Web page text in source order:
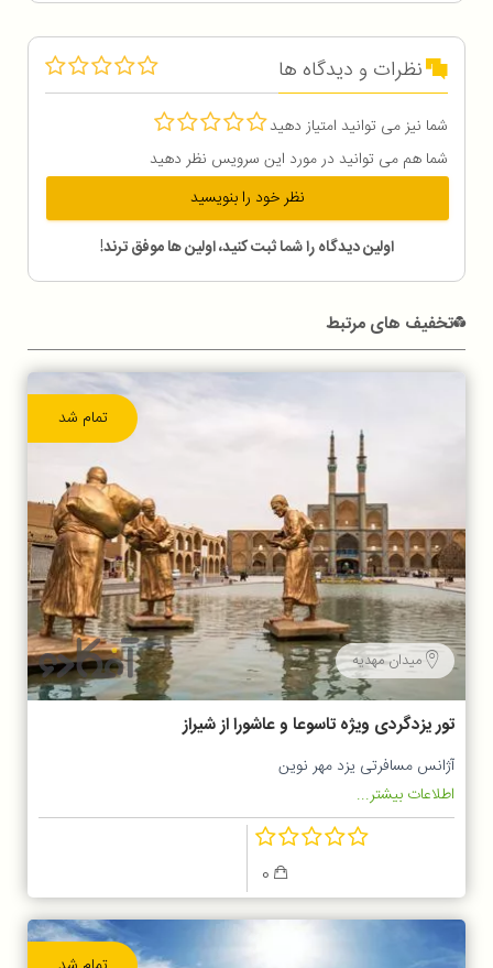
نظرات و دیدگاه ها
شما نیز می توانید امتیاز دهید
شما هم می توانید در مورد این سرویس نظر دهید
نظر خود را بنویسید
اولین دیدگاه را شما ثبت کنید، اولین ها موفق ترند!
تخفیف های مرتبط
تمام شد
میدان مهدیه
تور یزدگردی ویژه تاسوعا و عاشورا از شیراز
آژانس مسافرتی یزد مهر نوین
اطلاعات بیشتر...